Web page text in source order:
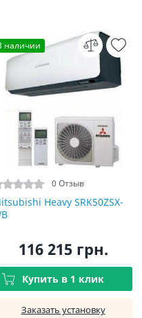
наличии
0 Отзыв
Heavy SRK50ZSX-
116 215 грн.
Купить в 1 клик
Заказать установку